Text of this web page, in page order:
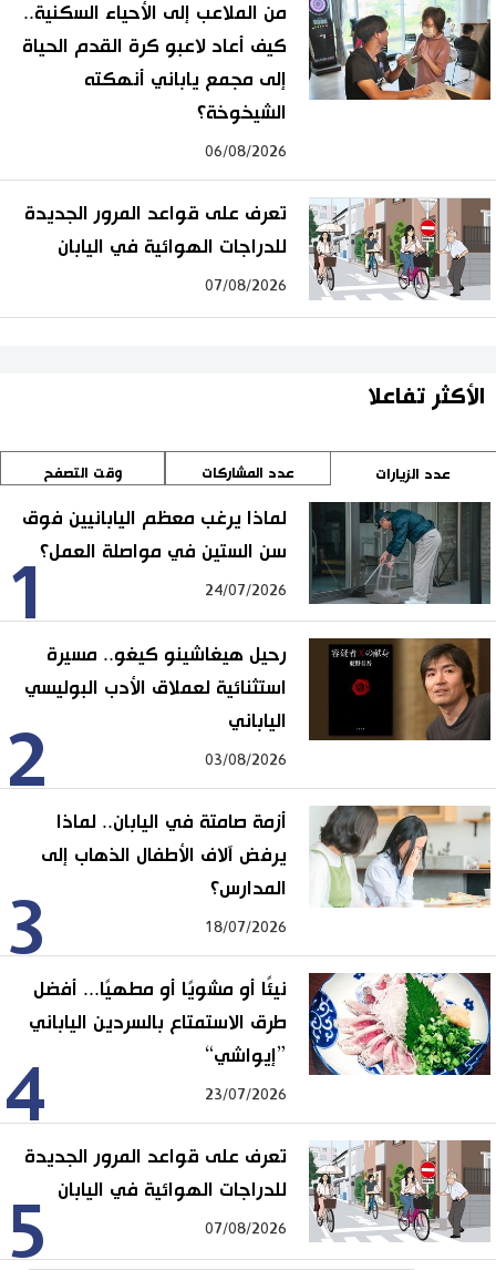
من الملاعب إلى الأحياء السكنية..
كيف أعاد لاعبو كرة القدم الحياة
إلى مجمع ياباني أنهكته
الشيخوخة؟
06/08/2026
تعرف على قواعد المرور الجديدة
للدراجات الهوائية في اليابان
07/08/2026
الأكثر تفاعلا
عدد الزيارات عدد المشاركات وقت التصفح
1
لماذا يرغب معظم اليابانيين فوق
سن الستين في مواصلة العمل؟
24/07/2026
2
رحيل هيغاشينو كيغو.. مسيرة
استثنائية لعملاق الأدب البوليسي
الياباني
03/08/2026
3
أزمة صامتة في اليابان.. لماذا
يرفض آلاف الأطفال الذهاب إلى
المدارس؟
18/07/2026
4
نيئًا أو مشويًا أو مطهيًا... أفضل
طرق الاستمتاع بالسردين الياباني
”إيواشي“
23/07/2026
5
تعرف على قواعد المرور الجديدة
للدراجات الهوائية في اليابان
07/08/2026